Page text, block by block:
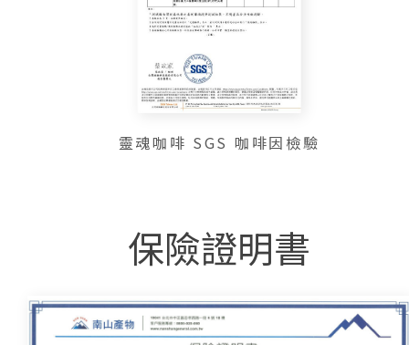
靈魂咖啡 SGS 咖啡因檢驗
保險證明書